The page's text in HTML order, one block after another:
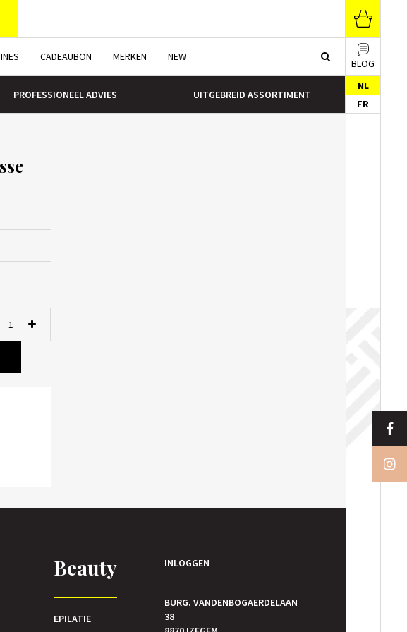
CADEAUBON MERKEN NEW
BLOG
PROFESSIONEEL ADVIES UITGEBREID ASSORTIMENT
NL
FR
Beauty
EPILATIE
INLOGGEN
BURG. VANDENBOGAERDELAAN
38